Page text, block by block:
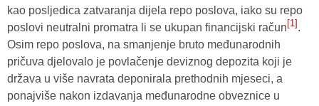
kao posljedica zatvaranja dijela repo poslova, iako su repo
poslovi neutralni promatra li se ukupan financijski račun [1] .
Osim repo poslova, na smanjenje bruto međunarodnih
pričuva djelovalo je povlačenje deviznog depozita koji je
država u više navrata deponirala prethodnih mjeseci, a
ponajviše nakon izdavanja međunarodne obveznice u